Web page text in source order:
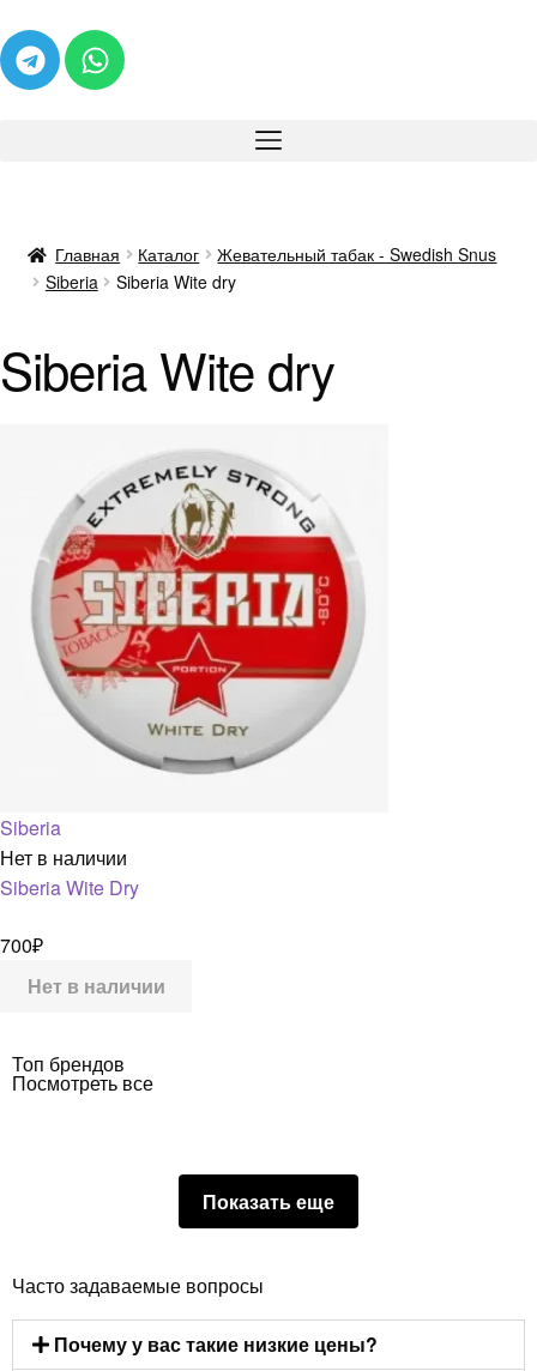
Главная Каталог
Жевательный табак - Swedish Snus
Siberia
Siberia Wite dry
Siberia Wite dry
Siberia
Нет в наличии
Siberia Wite Dry
700₽
Нет в наличии
Топ брендов
Посмотреть все
Показать еще
Часто задаваемые вопросы
Почему у вас такие низкие цены?